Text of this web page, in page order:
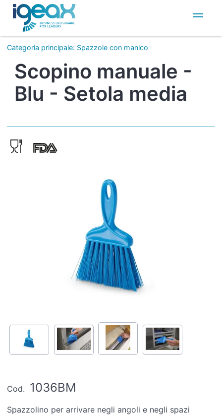
IT
EN
Categoria principale: Spazzole con manico
Scopino manuale -
Blu - Setola media
Cod. 1036BM
Spazzolino per arrivare negli angoli e negli spazi